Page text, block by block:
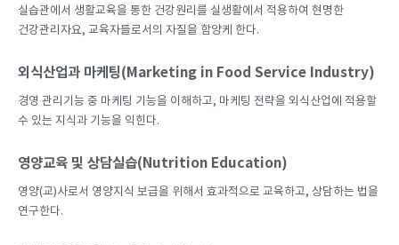
실습관에서 생활교육을 통한 건강원리를 실생활에서 적용하여 현명한
건강관리자요, 교육자들로서의 자질을 함양케 한다.
외식산업과 마케팅(Marketing in Food Service Industry)
경영 관리기능 중 마케팅 기능을 이해하고, 마케팅 전략을 외식산업에 적용할
수 있는 지식과 기능을 익힌다.
영양교육 및 상담실습(Nutrition Education)
영양(교)사로서 영양지식 보급을 위해서 효과적으로 교육하고, 상담하는 법을
연구한다.